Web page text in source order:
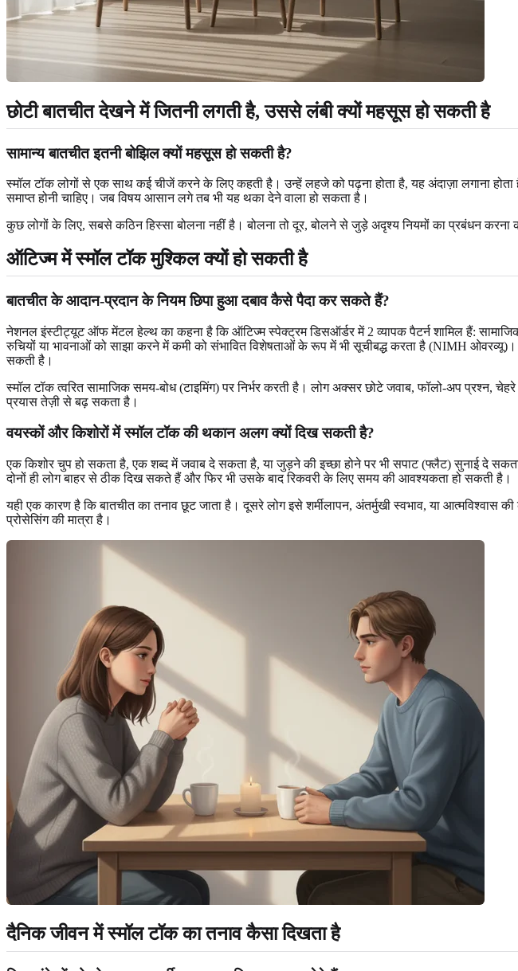
छोटी बातचीत देखने में जितनी लगती है, उससे लंबी क्यों महसूस हो सकती है
सामान्य बातचीत इतनी बोझिल क्यों महसूस हो सकती है?
स्मॉल टॉक लोगों से एक साथ कई चीजें करने के लिए कहती है। उन्हें लहजे को पढ़ना होता है, यह अंदाज़ा लगाना
समाप्त होनी चाहिए। जब विषय आसान लगे तब भी यह थका देने वाला हो सकता है।
कुछ लोगों के लिए, सबसे कठिन हिस्सा बोलना नहीं है। बोलना तो दूर, बोलने से जुड़े अदृश्य नियमों का प्रबंधन करना
ऑटिज्म में स्मॉल टॉक मुश्किल क्यों हो सकती है
बातचीत के आदान-प्रदान के नियम छिपा हुआ दबाव कैसे पैदा कर सकते हैं?
नेशनल इंस्टीट्यूट ऑफ मेंटल हेल्थ का कहना है कि ऑटिज्म स्पेक्ट्रम डिसऑर्डर में 2 व्यापक पैटर्न शामिल हैं:
रुचियों या भावनाओं को साझा करने में कमी को संभावित विशेषताओं के रूप में भी सूचीबद्ध करता है (NIMH
सकती है।
स्मॉल टॉक त्वरित सामाजिक समय-बोध (टाइमिंग) पर निर्भर करती है। लोग अक्सर छोटे जवाब, फॉलो-अप
प्रयास तेज़ी से बढ़ सकता है।
वयस्कों और किशोरों में स्मॉल टॉक की थकान अलग क्यों दिख सकती है?
एक किशोर चुप हो सकता है, एक शब्द में जवाब दे सकता है, या जुड़ने की इच्छा होने पर भी सपाट (फ्लैट) सुनाई दे
दोनों ही लोग बाहर से ठीक दिख सकते हैं और फिर भी उसके बाद रिकवरी के लिए समय की आवश्यकता हो सकती है।
यही एक कारण है कि बातचीत का तनाव छूट जाता है। दूसरे लोग इसे शर्मीलापन, अंतर्मुखी स्वभाव, या
प्रोसेसिंग की मात्रा है।
दैनिक जीवन में स्मॉल टॉक का तनाव कैसा दिखता है